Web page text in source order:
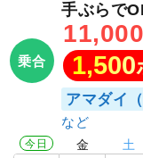
乗合
手ぶらで
11,000
1,500
アマダイ
今日 金 土